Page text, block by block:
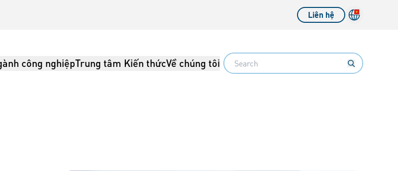
Liên hệ
công nghiệpTrung tâm Kiến thứcVề chúng tôi Search